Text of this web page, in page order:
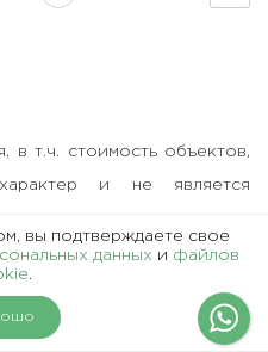
в т.ч. стоимость объектов,
и не является
вы подтверждаете свое
данных и файлов
.